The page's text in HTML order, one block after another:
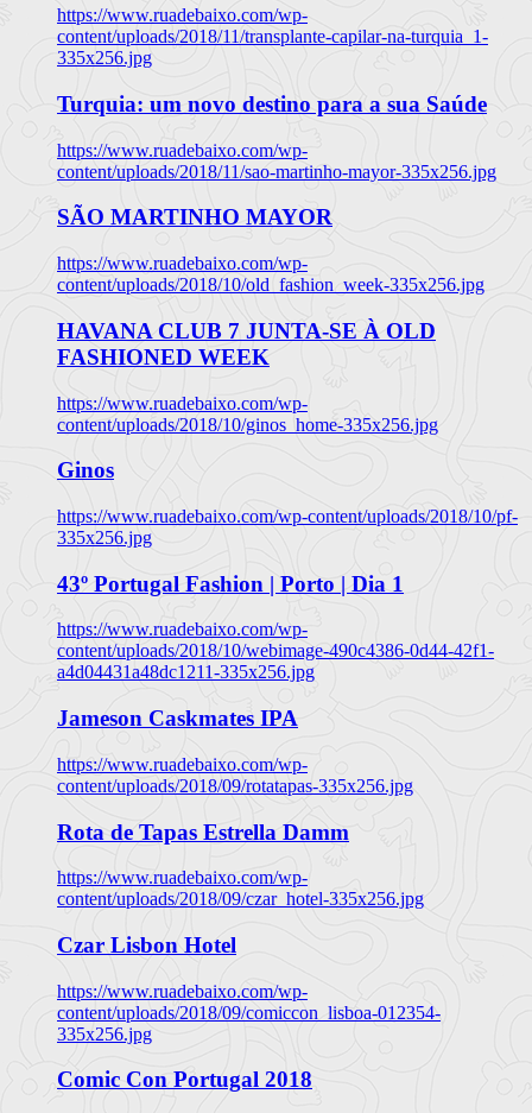
https://www.ruadebaixo.com/wp-
content/uploads/2018/11/transplante-capilar-na-turquia_1-
335x256.jpg
Turquia: um novo destino para a sua Saúde
https://www.ruadebaixo.com/wp-
content/uploads/2018/11/sao-martinho-mayor-335x256.jpg
SÃO MARTINHO MAYOR
https://www.ruadebaixo.com/wp-
content/uploads/2018/10/old_fashion_week-335x256.jpg
HAVANA CLUB 7 JUNTA-SE À OLD
FASHIONED WEEK
https://www.ruadebaixo.com/wp-
content/uploads/2018/10/ginos_home-335x256.jpg
Ginos
https://www.ruadebaixo.com/wp-content/uploads/2018/10/pf-
335x256.jpg
43º Portugal Fashion | Porto | Dia 1
https://www.ruadebaixo.com/wp-
content/uploads/2018/10/webimage-490c4386-0d44-42f1-
a4d04431a48dc1211-335x256.jpg
Jameson Caskmates IPA
https://www.ruadebaixo.com/wp-
content/uploads/2018/09/rotatapas-335x256.jpg
Rota de Tapas Estrella Damm
https://www.ruadebaixo.com/wp-
content/uploads/2018/09/czar_hotel-335x256.jpg
Czar Lisbon Hotel
https://www.ruadebaixo.com/wp-
content/uploads/2018/09/comiccon_lisboa-012354-
335x256.jpg
Comic Con Portugal 2018